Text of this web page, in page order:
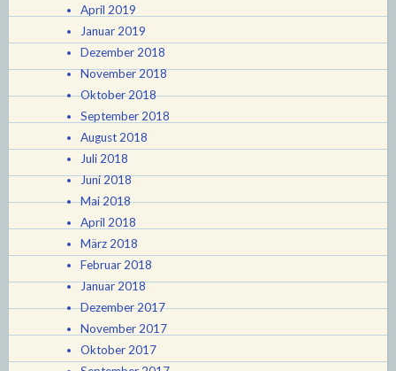
April 2019
Januar 2019
Dezember 2018
November 2018
Oktober 2018
September 2018
August 2018
Juli 2018
Juni 2018
Mai 2018
April 2018
März 2018
Februar 2018
Januar 2018
Dezember 2017
November 2017
Oktober 2017